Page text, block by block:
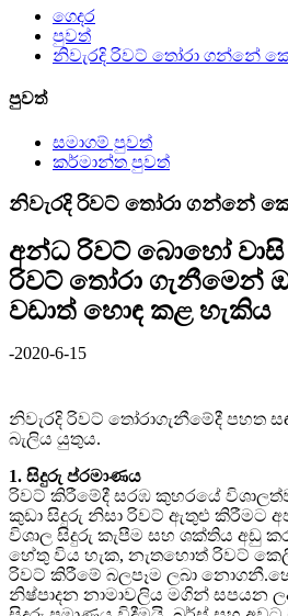
ගෙදර
පුවත්
නිවැරදි රිවට් තෝරා ගන්නේ
පුවත්
සමාගම් පුවත්
කර්මාන්ත පුවත්
නිවැරදි රිවට් තෝරා ගන්නේ
අන්ධ රිවට් බොහෝ වාසි
රිවට් තෝරා ගැනීමෙන්
වඩාත් හොඳ කළ හැකිය
-2020-6-15
නිවැරදි රිවට් තෝරාගැනීමේදී පහත
බැලිය යුතුය.
1. සිදුරු ප්රමාණය
රිවට් කිරීමේදී සරඹ කුහරයේ
කුඩා සිදුරු නිසා රිවට් ඇතුළු කිරීමට
විශාල සිදුරු කැපීම සහ ශක්තිය අඩු
හේතු විය හැක, නැතහොත් රිවට්
රිවට් කිරීමේ බලපෑම ලබා
නිෂ්පාදන නාමාවලිය මගින් සපයන